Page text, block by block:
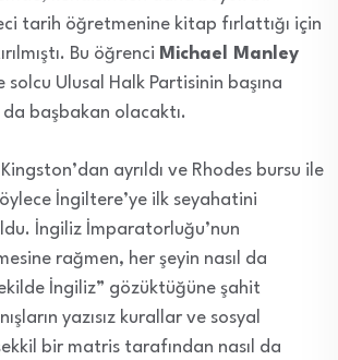
tarih öğretmenine kitap fırlattığı için
Bu öğrenci Michael Manley
Ulusal Halk Partisinin başına
başbakan olacaktı.
Kingston’dan ayrıldı ve Rhodes bursu ile
İngiltere’ye ilk seyahatini
İngiliz İmparatorluğu’nun
rağmen, her şeyin nasıl da
İngiliz” gözüktüğüne şahit
yazısız kurallar ve sosyal
bir matris tarafından nasıl da